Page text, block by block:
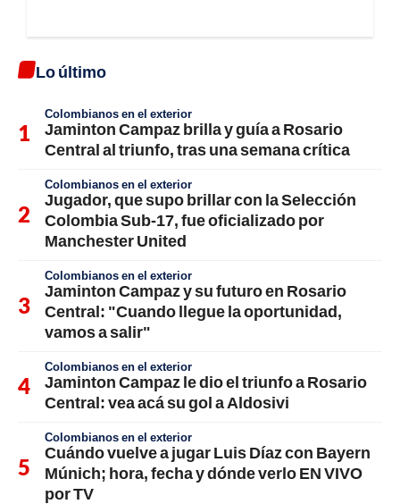
Lo último
Colombianos en el exterior
Jaminton Campaz brilla y guía a Rosario
Central al triunfo, tras una semana crítica
Colombianos en el exterior
Jugador, que supo brillar con la Selección
Colombia Sub-17, fue oficializado por
Manchester United
Colombianos en el exterior
Jaminton Campaz y su futuro en Rosario
Central: "Cuando llegue la oportunidad,
vamos a salir"
Colombianos en el exterior
Jaminton Campaz le dio el triunfo a Rosario
Central: vea acá su gol a Aldosivi
Colombianos en el exterior
Cuándo vuelve a jugar Luis Díaz con Bayern
Múnich; hora, fecha y dónde verlo EN VIVO
por TV